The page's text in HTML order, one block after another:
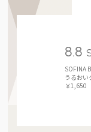
8.8
SOFINA
うるおい
￥1,650